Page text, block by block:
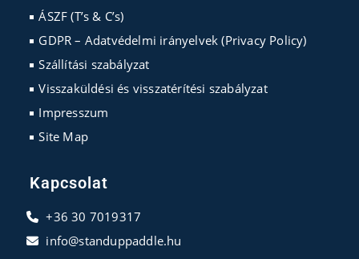
new new
tab
new
ÁSZF (T’s & C’s)
GDPR – Adatvédelmi irányelvek (Privacy Policy)
Szállítási szabályzat
Visszaküldési és visszatérítési szabályzat
Impresszum
Site Map
Kapcsolat
+36 30 7019317
info@standuppaddle.hu